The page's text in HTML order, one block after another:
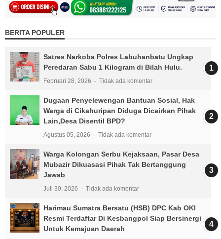
BERITA POPULER
Satres Narkoba Polres Labuhanbatu Ungkap
Peredaran Sabu 1 Kilogram di Bilah Hulu.
Februari 28, 2026 Tidak ada komentar
Dugaan Penyelewengan Bantuan Sosial, Hak
Warga di Cikahuripan Diduga Dicairkan Pihak
Lain,Desa Disentil BPD?
Agustus 05, 2026 Tidak ada komentar
Warga Kolongan Serbu Kejaksaan, Pasar Desa
Mubazir Dikuasasi Pihak Tak Bertanggung
Jawab
Juli 30, 2026 Tidak ada komentar
Harimau Sumatra Bersatu (HSB) DPC Kab OKI
Resmi Terdaftar Di Kesbangpol Siap Bersinergi
Untuk Kemajuan Daerah